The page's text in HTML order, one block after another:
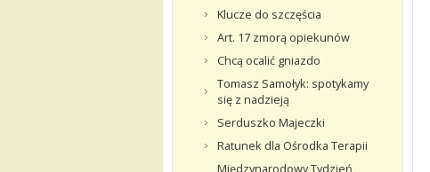
Klucze do szczęścia
Art. 17 zmorą opiekunów
Chcą ocalić gniazdo
Tomasz Samołyk: spotykamy
się z nadzieją
Serduszko Majeczki
Ratunek dla Ośrodka Terapii
Międzynarodowy Tydzień